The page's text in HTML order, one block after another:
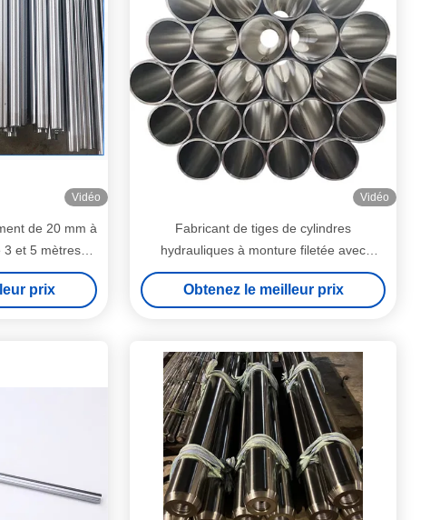
Vidéo
de 20 mm à
3 et 5 mètres
prix
Vidéo
Fabricant de tiges de cylindres
hydrauliques à monture filetée avec
finition de surface chromée
Obtenez le meilleur prix